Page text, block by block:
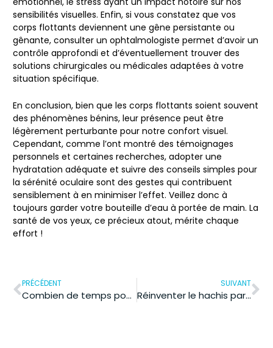
sensibilités visuelles. Enfin, si vous constatez que vos
corps flottants deviennent une gêne persistante ou
gênante, consulter un ophtalmologiste permet d’avoir un
contrôle approfondi et d’éventuellement trouver des
solutions chirurgicales ou médicales adaptées à votre
situation spécifique.
En conclusion, bien que les corps flottants soient souvent
des phénomènes bénins, leur présence peut être
légèrement perturbante pour notre confort visuel.
Cependant, comme l’ont montré des témoignages
personnels et certaines recherches, adopter une
hydratation adéquate et suivre des conseils simples pour
la sérénité oculaire sont des gestes qui contribuent
sensiblement à en minimiser l’effet. Veillez donc à
toujours garder votre bouteille d’eau à portée de main. La
santé de vos yeux, ce précieux atout, mérite chaque
effort !
PRÉCÉDENT
Combien de temps pour une chambre implantable ? La réponse vous surprendra !
SUIVANT
Réinventer le hachis parmentier : une version healthy qui vous surprendra